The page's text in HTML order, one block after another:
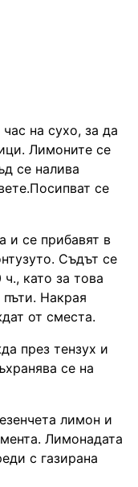
на сухо, за да
Лимоните се
се налива
се
и се прибавят в
Съдът се
като за това
Накрая
от сместа.
през тензух и
се на
лимон и
Лимонадата
с газирана